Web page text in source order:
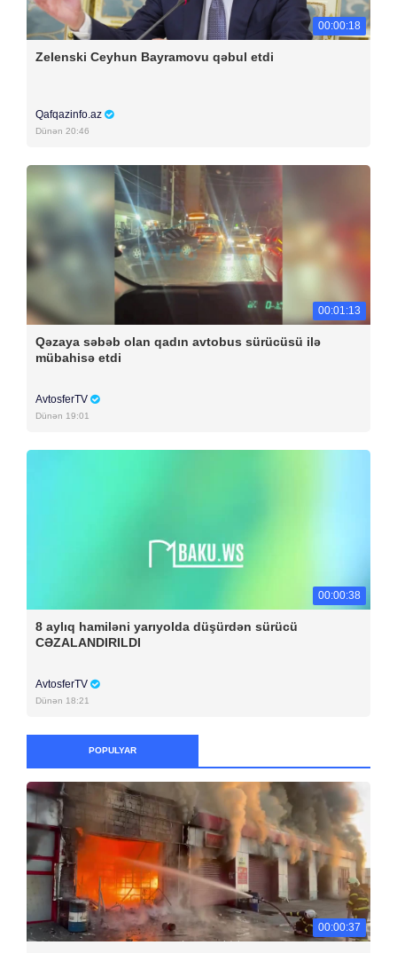
00:00:18
Zelenski Ceyhun Bayramovu qəbul etdi
Qafqazinfo.az
Dünən 20:46
00:01:13
Qəzaya səbəb olan qadın avtobus sürücüsü ilə
mübahisə etdi
AvtosferTV
Dünən 19:01
00:00:38
8 aylıq hamiləni yarıyolda düşürdən sürücü
CƏZALANDIRILDI
AvtosferTV
Dünən 18:21
POPULYAR
00:00:37